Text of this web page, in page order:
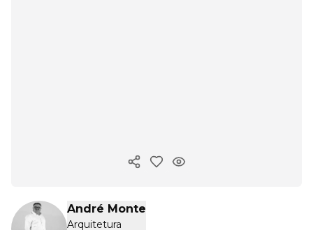
Copiar link
André Monte
Arquitetura